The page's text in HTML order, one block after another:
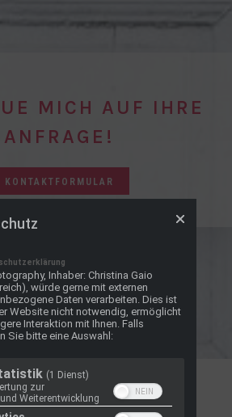
MICH AUF IHRE
ANFRAGE!
KONTAKTFORMULAR
Inhaber: Christina Gaio
würde gerne mit externen
Daten verarbeiten. Dies ist
Website nicht notwendig, ermöglicht
Interaktion mit Ihnen. Falls
Sie bitte eine Auswahl:
(1 Dienst)
zur
Weiterentwicklung